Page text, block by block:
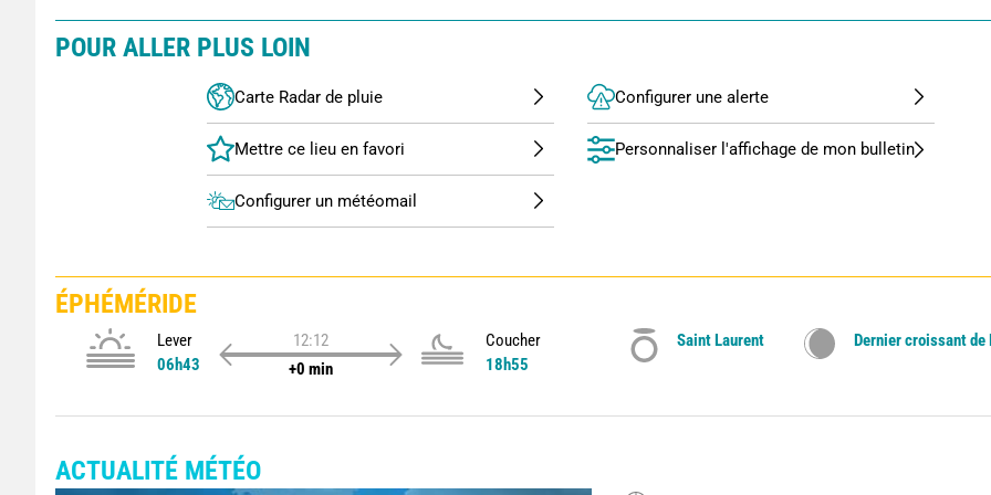
POUR ALLER PLUS LOIN
Carte Radar de pluie
Configurer un météomail
Configurer une alerte
Personnaliser l'affichage de mon bulletin
ÉPHÉMÉRIDE
Lever
06h43
12:12
+0 min
Coucher
18h55
Saint Laurent Dernier croissant de
ACTUALITÉ MÉTÉO